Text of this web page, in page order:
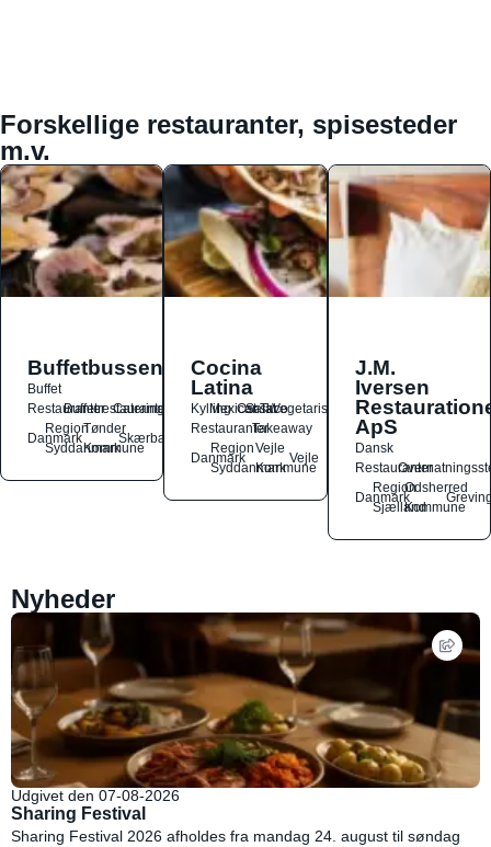
Forskellige restauranter, spisesteder
m.v.
Buffetbussen
Buffet
Restauranter
Buffetrestauranter
Catering
Danmark
Region
Syddanmark
Tønder
Kommune
Skærbæk
Cocina
Latina
Kylling
Mexicansk
OstSalat
TacoVegetarisk
RestauranterTakeaway
Danmark
Region
Syddanmark
Vejle
Kommune
Vejle
J.M.
Iversen
ApS
Dansk
Restauranter
Danmark
Region
Sjælland
Odsherred
Kommune
Nyheder
Udgivet den 07-08-2026
Sharing Festival
Sharing Festival 2026 afholdes fra mandag 24. august til søndag